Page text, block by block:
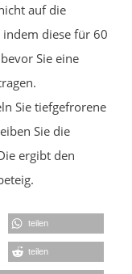
auf die
diese für 60
Sie eine
Sie tiefgefrorene
Sie die
ergibt den
teilen
teilen